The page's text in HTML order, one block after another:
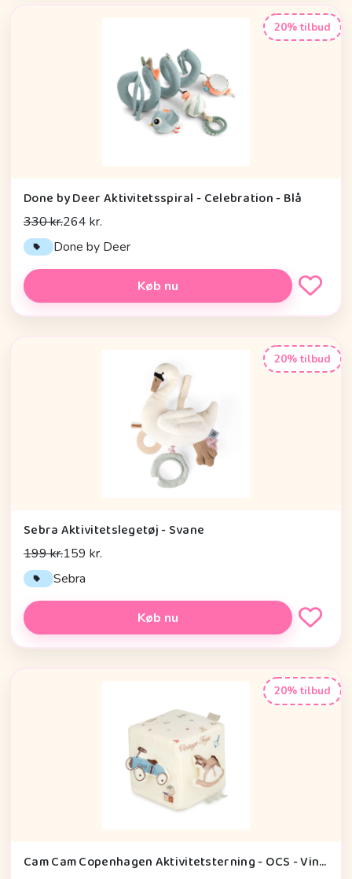
20% tilbud
Done by Deer Aktivitetsspiral - Celebration - Blå
330 kr.264 kr.
Done by Deer
Køb nu
20% tilbud
Sebra Aktivitetslegetøj - Svane
199 kr.159 kr.
Sebra
Køb nu
20% tilbud
Cam Cam Copenhagen Aktivitetsterning - OCS - Vintage Toys